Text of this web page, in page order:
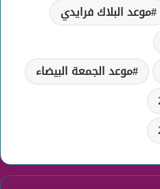
موعد البلاك فرايدي
موعد الجمعة البيضاء